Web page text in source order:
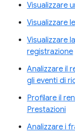
Visualizzare
Visualizzare
Visualizzare
registrazione
Analizzare il
gli eventi di
Profilare il
Prestazioni
Analizzare i